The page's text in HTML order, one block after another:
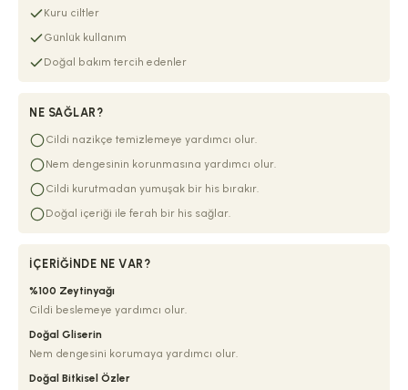
Kuru ciltler
Günlük kullanım
Doğal bakım tercih edenler
NE SAĞLAR?
Cildi nazikçe temizlemeye yardımcı olur.
Nem dengesinin korunmasına yardımcı olur.
Cildi kurutmadan yumuşak bir his bırakır.
Doğal içeriği ile ferah bir his sağlar.
İÇERIĞINDE NE VAR?
%100 Zeytinyağı
Cildi beslemeye yardımcı olur.
Doğal Gliserin
Nem dengesini korumaya yardımcı olur.
Doğal Bitkisel Özler